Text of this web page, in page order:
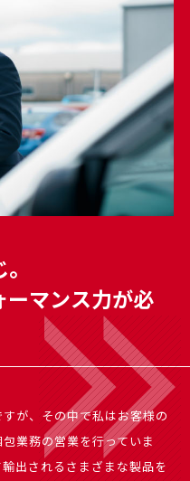
マンス力が必
が、その中で私はお客様の
業務の営業を行っていま
出されるさまざまな製品を